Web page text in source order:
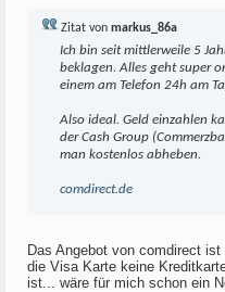
Zitat von markus_86a
Ich bin seit mittlerweile 5
beklagen. Alles geht super
einem am Telefon 24h am
Also ideal. Geld einzahlen
der Cash Group
man kostenlos abheben.
comdirect.de
Das Angebot von comdirect
die Visa Karte keine
ist... wäre für mich schon ein